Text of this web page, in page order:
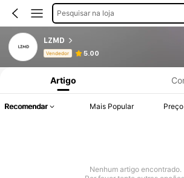
Pesquisar na loja
LZMD
Vendedor 5.00
Informações do Produto: Divulgação de Preço,
Artigo
Recomendar Mais Popular Preço
Nenhum artigo encontrado.